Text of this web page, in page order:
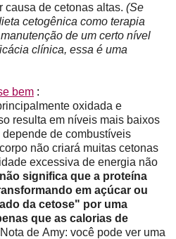
causa de cetonas altas. (Se
cetogênica como terapia
de um certo nível
clínica, essa é uma
bem :
oxidada e
resulta em níveis mais baixos
de combustíveis
não criará muitas cetonas
excessiva de energia não
significa que a proteína
em açúcar ou
da cetose" por uma
que as calorias de
de Amy: você pode ver uma